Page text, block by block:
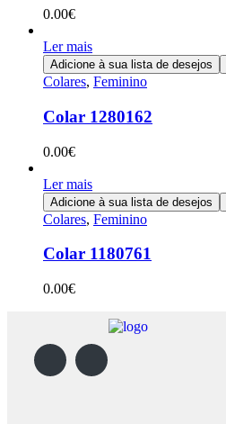
0.00€
Ler mais
Adicione à sua lista de desejos
Colares, Feminino
Colar 1280162
0.00€
Ler mais
Adicione à sua lista de desejos
Colares, Feminino
Colar 1180761
0.00€